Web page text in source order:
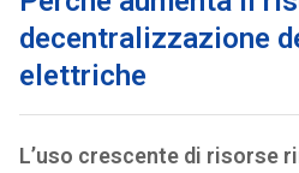
decentralizzazione
elettriche
L’uso crescente di risorse